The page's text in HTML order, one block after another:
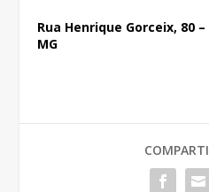
Rua Henrique Gorceix, 80
MG